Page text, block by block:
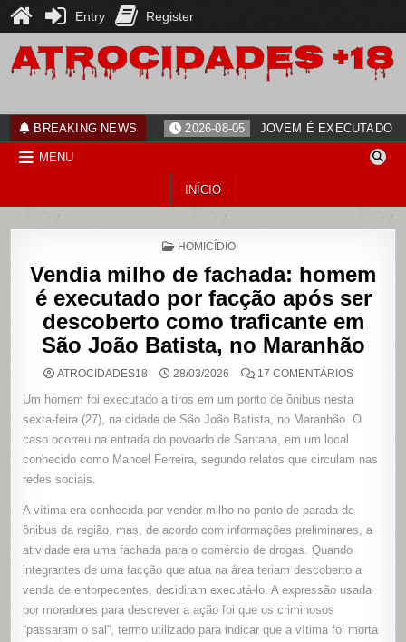
content
BREAKING NEWS 2026-08-05 JOVEM É EXECUTADO
MENU
INÍCIO
POSTED
HOMICÍDIO
Vendia milho de fachada: homem
é executado por facção após ser
descoberto como traficante em
São João Batista, no Maranhão
ATROCIDADES18 28/03/2026 17 COMENTÁRIOSEM
DE
FACHADA:
HOMEM
POR
COMO
EM
BATISTA,
Um homem foi executado a tiros em um ponto de ônibus nesta
sexta-feira (27), na cidade de São João Batista, no Maranhão. O
caso ocorreu na entrada do povoado de Santana, em um local
conhecido como Manoel Ferreira, segundo relatos que circulam nas
redes sociais.
A vítima era conhecida por vender milho no ponto de parada de
ônibus da região, mas, de acordo com informações preliminares, a
atividade era uma fachada para o comércio de drogas. Quando
integrantes de uma facção que atua na área teriam descoberto a
venda de entorpecentes, decidiram executá-lo. A expressão usada
por moradores para descrever a ação foi que os criminosos
“passaram o sal”, termo utilizado para indicar que a vítima foi morta
Entry Register